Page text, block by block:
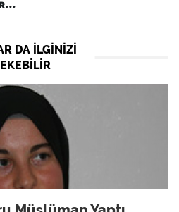
DA ILGINIZI